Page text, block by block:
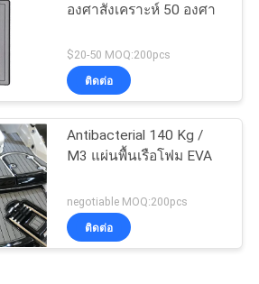
Camo
องศาสังเคราะห์ 50 องศา
$20-50 MOQ:200pcs
ติดต่อ
Antibacterial 140 Kg /
M3 แผ่นพื้นเรือโฟม EVA
negotiable MOQ:200pcs
ติดต่อ